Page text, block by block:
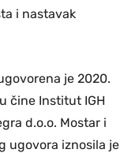
i nastavak
je 2020.
čine Institut IGH
d.o.o. Mostar i
ugovora iznosila je